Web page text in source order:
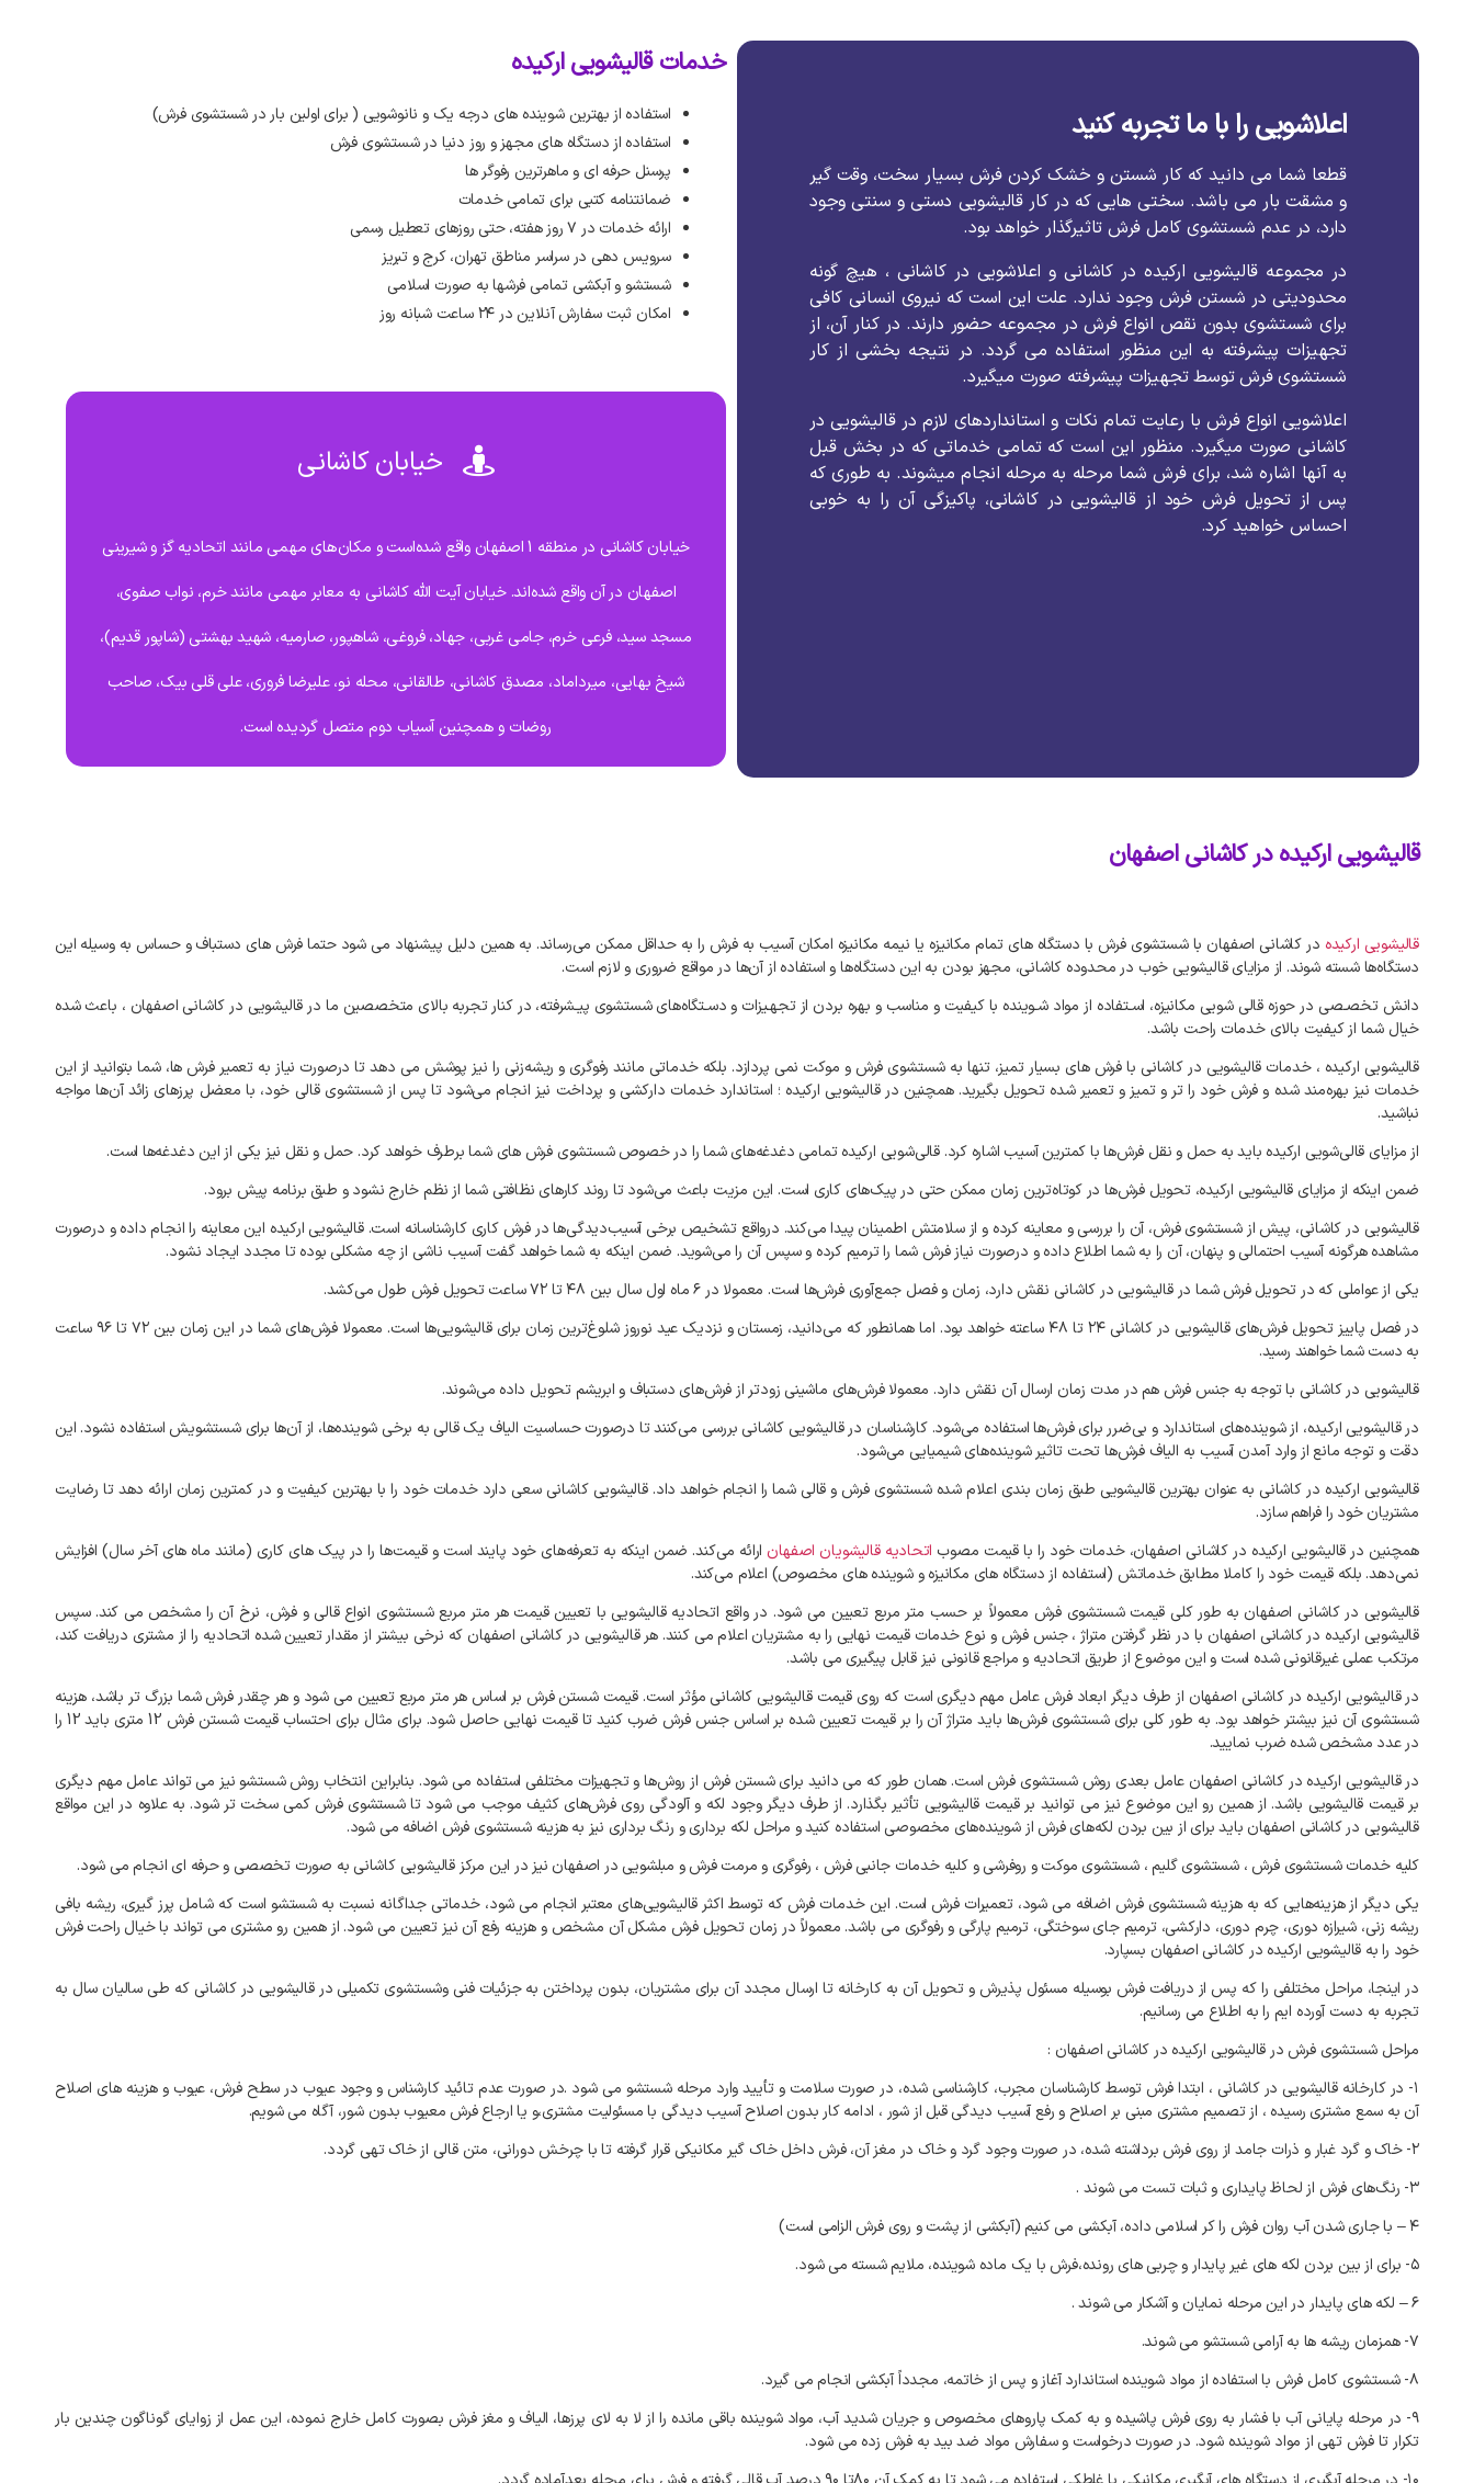
اعلاشویی را با ما تجربه کنید
قطعا شما می دانید که کار شستن و خشک کردن فرش بسیار سخت، وقت گیر
و مشقت بار می باشد. سختی هایی که در کار قالیشویی دستی و سنتی وجود
دارد، در عدم شستشوی کامل فرش تاثیرگذار خواهد بود.
در مجموعه قالیشویی ارکیده در کاشانی و اعلاشویی در کاشانی ، هیچ گونه
محدودیتی در شستن فرش وجود ندارد. علت این است که نیروی انسانی کافی
برای شستشوی بدون نقص انواع فرش در مجموعه حضور دارند. در کنار آن، از
تجهیزات پیشرفته به این منظور استفاده می گردد. در نتیجه بخشی از کار
شستشوی فرش توسط تجهیزات پیشرفته صورت میگیرد.
اعلاشویی انواع فرش با رعایت تمام نکات و استانداردهای لازم در قالیشویی در
کاشانی صورت میگیرد. منظور این است که تمامی خدماتی که در بخش قبل
به آنها اشاره شد، برای فرش شما مرحله به مرحله انجام میشوند. به طوری که
پس از تحویل فرش خود از قالیشویی در کاشانی، پاکیزگی آن را به خوبی
احساس خواهید کرد.
خدمات قالیشویی ارکیده
استفاده از بهترین شوینده های درجه یک و نانوشویی ( برای اولین بار در شستشوی فرش)
استفاده از دستگاه های مجهز و روز دنیا در شستشوی فرش
پرسنل حرفه ای و ماهرترین رفوگر ها
ضمانتنامه کتبی برای تمامی خدمات
ارائه خدمات در ۷ روز هفته، حتی روزهای تعطیل رسمی
سرویس دهی در سراسر مناطق تهران، کرج و تبریز
شستشو و آبکشی تمامی فرشها به صورت اسلامی
امکان ثبت سفارش آنلاین در ۲۴ ساعت شبانه روز
خیابان کاشانی
خیابان کاشانی در منطقه 1 اصفهان واقع شده‌است و مکان‌های مهمی مانند اتحادیه گز و شیرینی
اصفهان در آن واقع شده‌اند. خیابان آیت الله کاشانی به معابر مهمی مانند خرم، نواب صفوی،
مسجد سید، فرعی خرم، جامی غربی، جهاد، فروغی، شاهپور، صارمیه، شهید بهشتی (شاپور قدیم)،
شیخ بهایی، میرداماد، مصدق کاشانی، طالقانی، محله نو، علیرضا فروری، علی قلی بیک، صاحب
روضات و همچنین آسیاب دوم متصل گردیده است.
قالیشویی ارکیده در کاشانی اصفهان
قالیشویی ارکیده در کاشانی اصفهان با شستشوی فرش با دستگاه‌ های تمام مکانیزه یا نیمه مکانیزه امکان آسیب به فرش را به حداقل ممکن می‌رساند. به‌ همین دلیل پیشنهاد می‌ شود حتما فرش‌ های دستباف و حساس به وسیله این
دستگاه‌ها شسته شوند. از مزایای قالیشویی خوب در محدوده کاشانی، مجهز بودن به این دستگاه‌ها و استفاده از آن‌ها در مواقع ضروری و لازم است.
دانش تخصـصی در حوزه قالی شویی مکانیزه، اسـتفاده از مواد شـوینده با کیفیت و مناسب و بهره بردن از تجهـیزات و دسـتگاه‌های شستشوی پیـشرفته، در کنار تجربه بالای متخصصین ما در قالیشویی در کاشانی اصفهان ، باعث شده
خیال شما از کیفیت بالای خدمات راحت باشد.
قالیشویی ارکیده ، خدمات قالیشویی در کاشانی با فرش های بسیار تمیز، تنها به شستشوی فرش و موکت نمی‌ پردازد. بلکه خدماتی مانند رفوگری و ریشه‌زنی را نیز پوشش می‌ دهد تا درصورت نیاز به تعمیر فرش‌ ها، شما بتوانید از این
خدمات نیز بهره‌مند شده و فرش خود را تر و تمیز و تعمیر شده تحویل بگیرید. همچنین در قالیشویی ارکیده ؛ استاندارد خدمات دارکشی و پرداخت نیز انجام می‌شود تا پس از شستشوی قالی خود، با معضل پرزهای زائد آن‌ها مواجه
نباشید.
از مزایای قالی‌شویی ارکیده باید به حمل و نقل فرش‌ها با کمترین آسیب اشاره کرد. قالی‌شویی ارکیده تمامی دغدغه‌های شما را در خصوص شستشوی فرش‌ های شما برطرف خواهد کرد. حمل و نقل نیز یکی از این دغدغه‌ها است.
ضمن اینکه از مزایای قالیشویی ارکیده، تحویل فرش‌ها در کوتاه‌ترین زمان ممکن حتی در پیک‌های کاری است. این مزیت باعث می‌شود تا روند کارهای نظافتی شما از نظم خارج نشود و طبق برنامه پیش برود.
قالیشویی در کاشانی، پیش از شستشوی فرش، آن را بررسی و معاینه کرده و از سلامتش اطمینان پیدا می‌کند. درواقع تشخیص برخی آسیب‌دیدگی‌ها در فرش کاری کارشناسانه است. قالیشویی ارکیده این معاینه را انجام داده و درصورت
مشاهده هرگونه آسیب احتمالی و پنهان، آن را به شما اطلاع داده و درصورت نیاز فرش شما را ترمیم کرده و سپس آن را می‌شوید. ضمن اینکه به شما خواهد گفت آسیب ناشی از چه مشکلی بوده تا مجدد ایجاد نشود.
یکی از عواملی که در تحویل فرش شما درقالیشویی در کاشانی نقش دارد، زمان و فصل جمع‌آوری فرش‌ها است. معمولا در ۶ ماه اول سال بین ۴۸ تا ۷۲ ساعت تحویل فرش طول می‌کشد.
در فصل پاییز تحویل فرش‌های قالیشویی در کاشانی ۲۴ تا ۴۸ ساعته خواهد بود. اما همانطور که می‌دانید، زمستان و نزدیک عید نوروز شلوغ‌ترین زمان برای قالیشویی‌ها است. معمولا فرش‌های شما در این زمان بین ۷۲ تا ۹۶ ساعت
به دست شما خواهند رسید.
قالیشویی در کاشانی با توجه به جنس فرش هم در مدت زمان ارسال آن نقش دارد. معمولا فرش‌های ماشینی زودتر از فرش‌های دستباف و ابریشم تحویل داده می‌شوند.
در قالیشویی ارکیده، از شوینده‌های استاندارد و بی‌ضرر برای فرش‌ها استفاده می‌شود. کارشناسان در قالیشویی کاشانی بررسی می‌کنند تا درصورت حساسیت الیاف یک قالی به برخی شوینده‌ها، از آن‌ها برای شستشویش استفاده نشود. این
دقت و توجه مانع از وارد آمدن آسیب به الیاف فرش‌ها تحت تاثیر شوینده‌های شیمیایی می‌شود.
قالیشویی ارکیده در کاشانی به عنوان بهترین قالیشویی طبق زمان بندی اعلام شده شستشوی فرش و قالی شما را انجام خواهد داد. قالیشویی کاشانی سعی دارد خدمات خود را با بهترین کیفیت و در کمترین زمان ارائه دهد تا رضایت
مشتریان خود را فراهم سازد.
همچنین در قالیشویی ارکیده در کاشانی اصفهان، خدمات خود را با قیمت مصوب اتحادیه قالیشویان اصفهان ارائه می‌کند. ضمن اینکه به تعرفه‌های خود پایند است و قیمت‌ها را در پیک‌ های کاری (مانند ماه‌ های آخر سال) افزایش
نمی‌دهد. بلکه قیمت خود را کاملا مطابق خدماتش (استفاده از دستگاه های مکانیزه و شوینده‌ های مخصوص) اعلام می‌کند.
قالیشویی در کاشانی اصفهان به طور کلی قیمت شستشوی فرش معمولاً بر حسب متر مربع تعیین می شود. در واقع اتحادیه قالیشویی با تعیین قیمت هر متر مربع شستشوی انواع قالی و فرش، نرخ آن را مشخص می کند. سپس
قالیشویی ارکیده در کاشانی اصفهان با در نظر گرفتن متراژ ، جنس فرش و نوع خدمات قیمت نهایی را به مشتریان اعلام می کنند. هر قالیشویی در کاشانی اصفهان که نرخی بیشتر از مقدار تعیین شده اتحادیه را از مشتری دریافت کند،
مرتکب عملی غیرقانونی شده است و این موضوع از طریق اتحادیه و مراجع قانونی نیز قابل پیگیری می باشد.
در قالیشویی ارکیده در کاشانی اصفهان از طرف دیگر ابعاد فرش عامل مهم دیگری است که روی قیمت قالیشویی کاشانی مؤثر است. قیمت شستن فرش بر اساس هر متر مربع تعیین می شود و هر چقدر فرش شما بزرگ تر باشد، هزینه
شستشوی آن نیز بیشتر خواهد بود. به طور کلی برای شستشوی فرش‌ها باید متراژ آن را بر قیمت تعیین شده بر اساس جنس فرش ضرب کنید تا قیمت نهایی حاصل شود. برای مثال برای احتساب قیمت شستن فرش 12 متری باید 12 را
در عدد مشخص شده ضرب نمایید.
در قالیشویی ارکیده در کاشانی اصفهان عامل بعدی روش شستشوی فرش است. همان طور که می دانید برای شستن فرش از روش‌ها و تجهیزات مختلفی استفاده می شود. بنابراین انتخاب روش شستشو نیز می تواند عامل مهم دیگری
بر قیمت قالیشویی باشد. از همین رو این موضوع نیز می توانید بر قیمت قالیشویی تأثیر بگذارد. از طرف دیگر وجود لکه و آلودگی روی فرش‌های کثیف موجب می شود تا شستشوی فرش کمی سخت تر شود. به علاوه در این مواقع
قالیشویی در کاشانی اصفهان باید برای از بین بردن لکه‌های فرش از شوینده‌های مخصوصی استفاده کنید و مراحل لکه برداری و رنگ برداری نیز به هزینه شستشوی فرش اضافه می شود.
کلیه خدمات شستشوی فرش ، شستشوی گلیم ، شستشوی موکت و روفرشی و کلیه خدمات جانبی فرش ، رفوگری و مرمت فرش و مبلشویی در اصفهان نیز در این مرکز قالیشویی کاشانی به صورت تخصصی و حرفه ای انجام می شود.
یکی دیگر از هزینه‌هایی که به هزینه شستشوی فرش اضافه می شود، تعمیرات فرش است. این خدمات فرش که توسط اکثر قالیشویی‌های معتبر انجام می شود، خدماتی جداگانه نسبت به شستشو است که شامل پرز گیری، ریشه بافی
ریشه زنی، شیرازه دوری، چرم دوری، دارکشی، ترمیم جای سوختگی، ترمیم پارگی و رفوگری می باشد. معمولاً در زمان تحویل فرش مشکل آن مشخص و هزینه رفع آن نیز تعیین می شود. از همین رو مشتری می تواند با خیال راحت فرش
خود را به قالیشویی ارکیده در کاشانی اصفهان بسپارد.
در اینجا، مراحل مختلفی را که پس از دریافت فرش بوسیله مسئول پذیرش و تحویل آن به کارخانه تا ارسال مجدد آن برای مشتریان، بدون پرداختن به جزئیات فنی وشستشوی تکمیلی در قالیشویی در کاشانی که طی سالیان سال به
تجربه به دست آورده ایم را به اطلاع می رسانیم.
مراحل شستشوی فرش در قالیشویی ارکیده در کاشانی اصفهان :
۱- در کارخانه
قالیشویی در کاشانی ، ابتدا فرش توسط کارشناسان مجرب، کارشناسی شده، در صورت سلامت و تأیید وارد مرحله شستشو می شود .در صورت عدم تائید کارشناس و وجود عیوب در سطح فرش، عیوب و هزینه های اصلاح
آن به سمع مشتری رسیده ، از تصمیم مشتری مبنی بر اصلاح و رفع آسیب دیدگی قبل از شور ، ادامه کار بدون اصلاح آسیب دیدگی با مسئولیت مشتری،و یا ارجاع فرش معیوب بدون شور، آگاه می شویم.
۲- خاک و گرد غبار و ذرات جامد از روی فرش برداشته شده، در صورت وجود گرد و خاک در مغز آن، فرش داخل خاک گیر مکانیکی قرار گرفته تا با چرخش دورانی، متن قالی از خاک تهی گردد.
۳- رنگ‌های فرش از لحاظ پایداری و ثبات تست می شوند .
۴ – با جاری شدن آب روان فرش را کر اسلامی داده، آبکشی می کنیم (آبکشی از پشت و روی فرش الزامی است)
۵- برای از بین بردن لکه های غیر پایدار و چربی های رونده،فرش با یک ماده شوینده، ملایم شسته می شود.
۶ – لکه های پایدار در این مرحله نمایان و آشکار می شوند .
۷- همزمان ریشه ها به آرامی شستشو می شوند.
۸- شستشوی کامل فرش با استفاده از مواد شوینده استاندارد آغاز و پس از خاتمه، مجدداً آبکشی انجام می گیرد.
۹- در مرحله پایانی آب با فشار به روی فرش پاشیده و به کمک پاروهای مخصوص و جریان شدید آب، مواد شوینده باقی مانده را از لا به لای پرزها، الیاف و مغز فرش بصورت کامل خارج نموده، این عمل از زوایای گوناگون چندین بار
تکرار تا فرش تهی از مواد شوینده شود. در صورت درخواست و سفارش مواد ضد بید به فرش زده می شود.